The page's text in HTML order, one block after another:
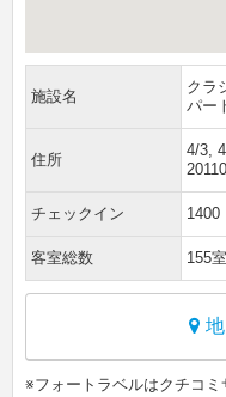
施設名
クラ
パー
住所
4/3,
チェックイン 1400
客室総数 155室
※フォートラベルはクチコ